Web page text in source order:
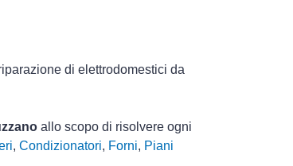
di elettrodomestici da
allo scopo di risolvere ogni
, Condizionatori, Forni, Piani